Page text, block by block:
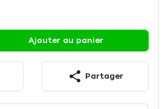
Ajouter au panier
share Partager